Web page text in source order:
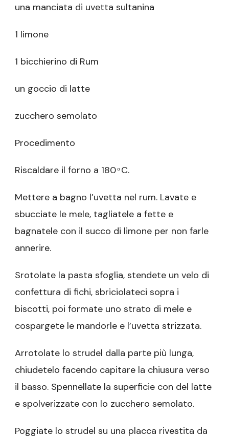
una manciata di uvetta sultanina
1 limone
1 bicchierino di Rum
un goccio di latte
zucchero semolato
Procedimento
Riscaldare il forno a 180 ͦ C.
Mettere a bagno l’uvetta nel rum. Lavate e
sbucciate le mele, tagliatele a fette e
bagnatele con il succo di limone per non farle
annerire.
Srotolate la pasta sfoglia, stendete un velo di
confettura di fichi, sbriciolateci sopra i
biscotti, poi formate uno strato di mele e
cospargete le mandorle e l’uvetta strizzata.
Arrotolate lo strudel dalla parte più lunga,
chiudetelo facendo capitare la chiusura verso
il basso. Spennellate la superficie con del latte
e spolverizzate con lo zucchero semolato.
Poggiate lo strudel su una placca rivestita da